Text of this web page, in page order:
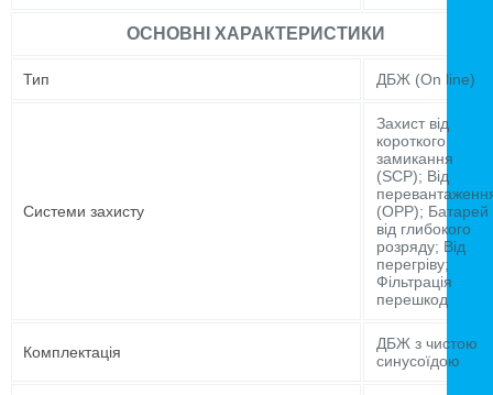
ОСНОВНІ ХАРАКТЕРИСТИКИ
Тип ДБЖ (On line)
Системи захисту
Захист від
короткого
замикання
(SCP); Від
(OPP); Батарей
від глибокого
розряду; Від
перегріву;
Фільтрація
перешкод
Комплектація
ДБЖ з чистою
синусоїдою